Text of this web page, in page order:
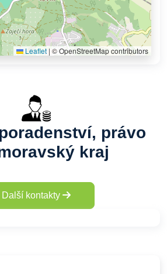
Leaflet | © OpenStreetMap contributors
právo
kraj
Další kontakty